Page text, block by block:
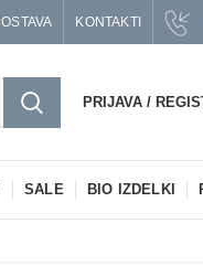
KONTAKTI
PRIJAVA /
SALE BIO IZDELKI